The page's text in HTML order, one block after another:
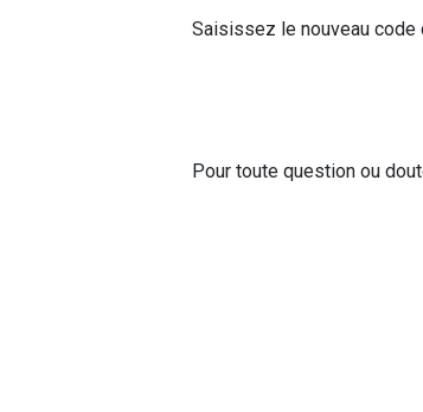
Saisissez le nouveau code
Pour toute question ou